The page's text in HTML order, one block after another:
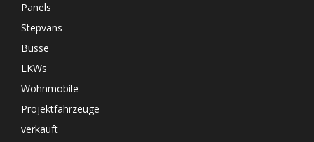
Panels
Stepvans
Busse
LKWs
Wohnmobile
Projektfahrzeuge
verkauft